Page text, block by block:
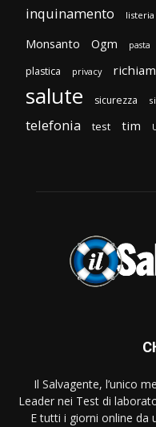
inquinamento listeria
Monsanto Ogm pasta
plastica privacy
salute sicurezza
telefonia test tim
Il Salvagente, l’unico
Leader nei Test di
E tutti i giorni online da